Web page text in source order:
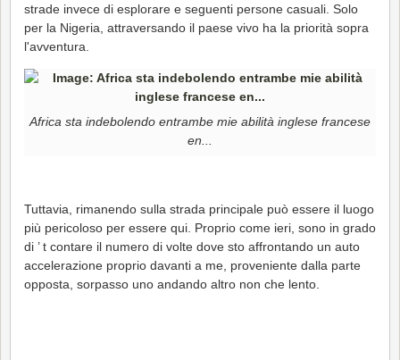
strade invece di esplorare e seguenti persone casuali. Solo
per la Nigeria, attraversando il paese vivo ha la priorità sopra
l'avventura.
Africa sta indebolendo entrambe mie abilità inglese francese
en...
Tuttavia, rimanendo sulla strada principale può essere il luogo
più pericoloso per essere qui. Proprio come ieri, sono in grado
di ’ t contare il numero di volte dove sto affrontando un auto
accelerazione proprio davanti a me, proveniente dalla parte
opposta, sorpasso uno andando altro non che lento.